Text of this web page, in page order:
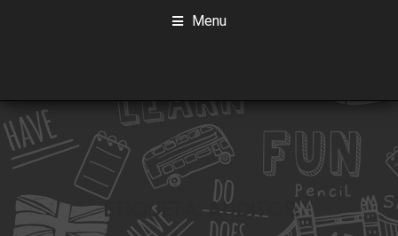
Menu
ETIQUETA:AUDITOR